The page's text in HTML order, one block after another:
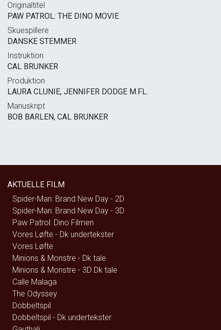
Originaltitel
PAW PATROL: THE DINO MOVIE
Skuespillere
DANSKE STEMMER
Instruktion
CAL BRUNKER
Produktion
LAURA CLUNIE, JENNIFER DODGE M.FL.
Manuskript
BOB BARLEN, CAL BRUNKER
AKTUELLE FILM
Spider-Man: Brand New Day - 2D
Spider-Man: Brand New Day - 3D
Paw Patrol: Dino Filmen
Vores Løfte - Dk undertekster
Vores Løfte
Minions & Monstre - Dk tale
Minions & Monstre - 3D Dk tale
Calle Malaga
The Odyssey
Dobbeltspil
Dobbeltspil - Dk undertekster